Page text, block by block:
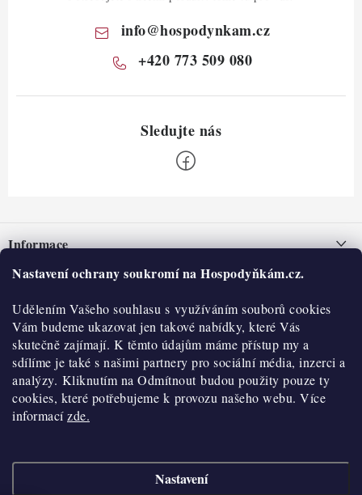
Nastavení ochrany soukromí na Hospodyňkám.cz.
Udělením Vašeho souhlasu s využíváním souborů cookies
Vám budeme ukazovat jen takové nabídky, které Vás
skutečně zajímají. K těmto údajům máme přístup my a
sdílíme je také s našimi partnery pro sociální média, inzerci a
analýzy. Kliknutím na Odmítnout budou použity pouze ty
cookies, které potřebujeme k provozu našeho webu. Více
informacízde.
Nastavení
info@hospodynkam.cz
+420 773 509 080
pInformace
Nepřevzetí zásilky na dobírku
Obchodní podmínky
Hodnocení obchodu
Blog
Moje objednávka
O nás
Historie
Kontakty
O nákupu
Reklamace a vratky
Výdejní místa